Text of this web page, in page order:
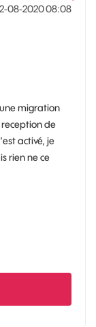
08-202008:08
migration
de
activé, je
rien ne ce